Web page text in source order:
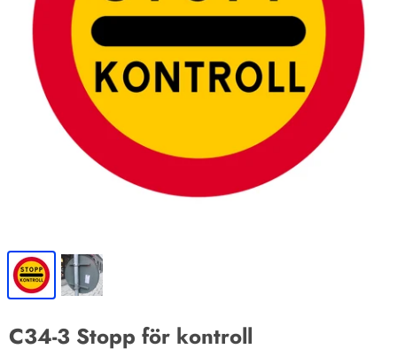
C34-3 Stopp för kontroll